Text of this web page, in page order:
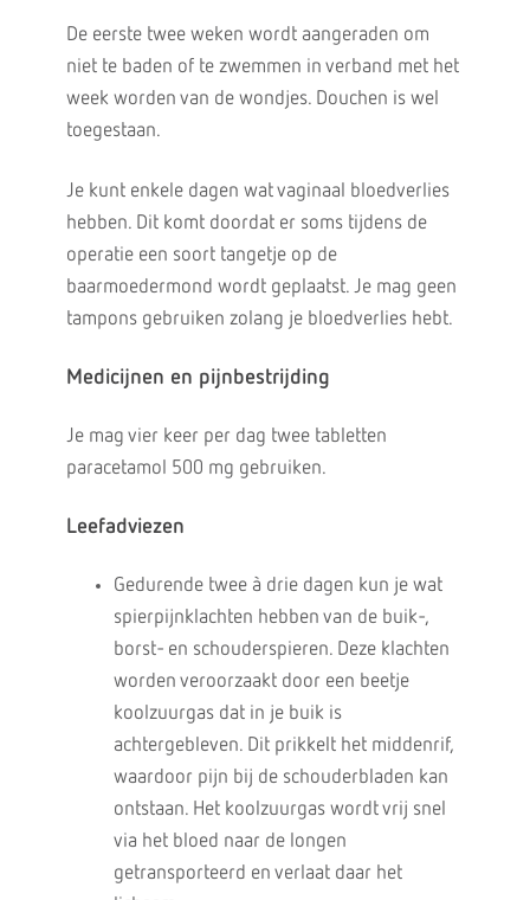
De eerste twee weken wordt aangeraden om
niet te baden of te zwemmen in verband met het
week worden van de wondjes. Douchen is wel
toegestaan.
Je kunt enkele dagen wat vaginaal bloedverlies
hebben. Dit komt doordat er soms tijdens de
operatie een soort tangetje op de
baarmoedermond wordt geplaatst. Je mag geen
tampons gebruiken zolang je bloedverlies hebt.
Medicijnen en pijnbestrijding
Je mag vier keer per dag twee tabletten
paracetamol 500 mg gebruiken.
Leefadviezen
Gedurende twee à drie dagen kun je wat
spierpijnklachten hebben van de buik-,
borst- en schouderspieren. Deze klachten
worden veroorzaakt door een beetje
koolzuurgas dat in je buik is
achtergebleven. Dit prikkelt het middenrif,
waardoor pijn bij de schouderbladen kan
ontstaan. Het koolzuurgas wordt vrij snel
via het bloed naar de longen
getransporteerd en verlaat daar het